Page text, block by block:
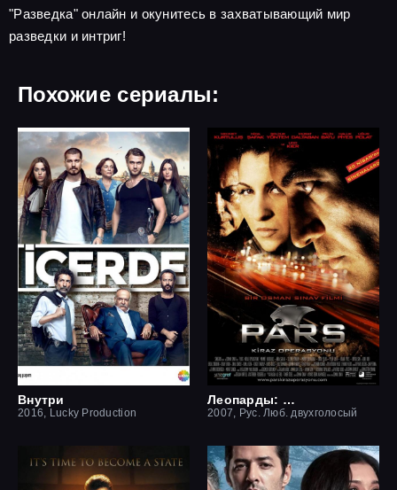
"Разведка" онлайн и окунитесь в захватывающий мир
разведки и интриг!
Похожие сериалы:
Внутри
2016, Lucky Production
Леопарды: Операция вишня
2007, Рус. Люб. двухголосый